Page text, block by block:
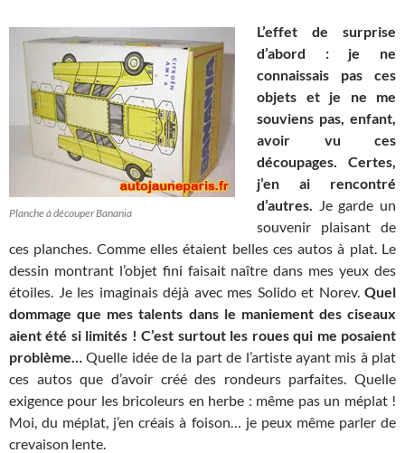
Planche à découper Banania
L’effet de surprise
d’abord : je ne
connaissais pas ces
objets et je ne me
souviens pas, enfant,
avoir vu ces
découpages. Certes,
j’en ai rencontré
d’autres.
Je garde un
souvenir plaisant de
ces planches. Comme elles étaient belles ces autos à plat. Le
dessin montrant l’objet fini faisait naître dans mes yeux des
étoiles. Je les imaginais déjà avec mes Solido et Norev. Quel
dommage que mes talents dans le maniement des ciseaux
aient été si limités ! C’est surtout les roues qui me posaient
problème…Quelle idée de la part de l’artiste ayant mis à plat
ces autos que d’avoir créé des rondeurs parfaites. Quelle
exigence pour les bricoleurs en herbe : même pas un méplat !
Moi, du méplat, j’en créais à foison… je peux même parler de
crevaison lente.